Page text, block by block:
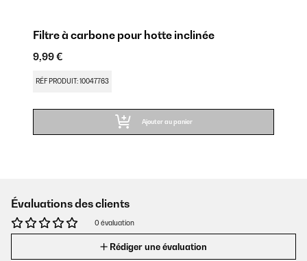
Filtre à carbone pour hotte inclinée
9,99 €
RÉF PRODUIT: 10047763
Ajouter au panier
Évaluations des clients
0 évaluation
Rédiger une évaluation